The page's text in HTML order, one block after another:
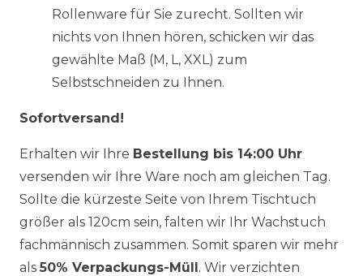
Rollenware für Sie zurecht. Sollten wir
nichts von Ihnen hören, schicken wir das
gewählte Maß (M, L, XXL) zum
Selbstschneiden zu Ihnen.
Sofortversand!
Erhalten wir Ihre Bestellung bis 14:00 Uhr
versenden wir Ihre Ware noch am gleichen Tag.
Sollte die kürzeste Seite von Ihrem Tischtuch
größer als 120cm sein, falten wir Ihr Wachstuch
fachmännisch zusammen. Somit sparen wir mehr
als 50% Verpackungs-Müll. Wir verzichten